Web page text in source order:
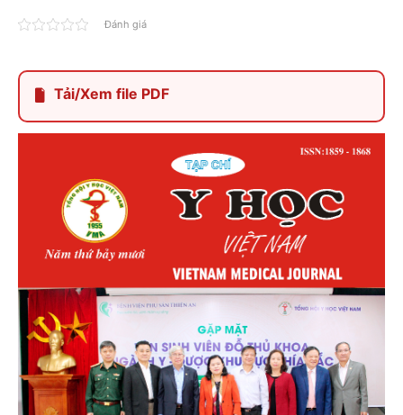
Đánh giá
Tải/Xem file PDF